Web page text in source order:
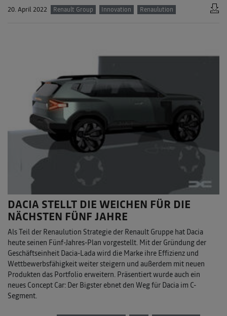
20. April 2022 Renault Group Innovation Renaulution
DACIA STELLT DIE WEICHEN FÜR DIE
NÄCHSTEN FÜNF JAHRE
Als Teil der Renaulution Strategie der Renault Gruppe hat Dacia
heute seinen Fünf-Jahres-Plan vorgestellt. Mit der Gründung der
Geschäftseinheit Dacia-Lada wird die Marke ihre Effizienz und
Wettbewerbsfähigkeit weiter steigern und außerdem mit neuen
Produkten das Portfolio erweitern. Präsentiert wurde auch ein
neues Concept Car: Der Bigster ebnet den Weg für Dacia im C-
Segment.